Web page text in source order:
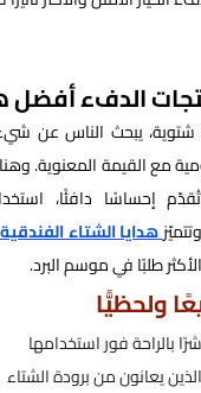
الدفء أفضل
شتوية، يبحث الناس عن
مع القيمة المعنوية.
إحساسًا دافئًا،
هدايا الشتاء
طلبًا في موسم البرد.
ولحظيًّا
بالراحة فور استخدامها
يعانون من برودة الشتاء